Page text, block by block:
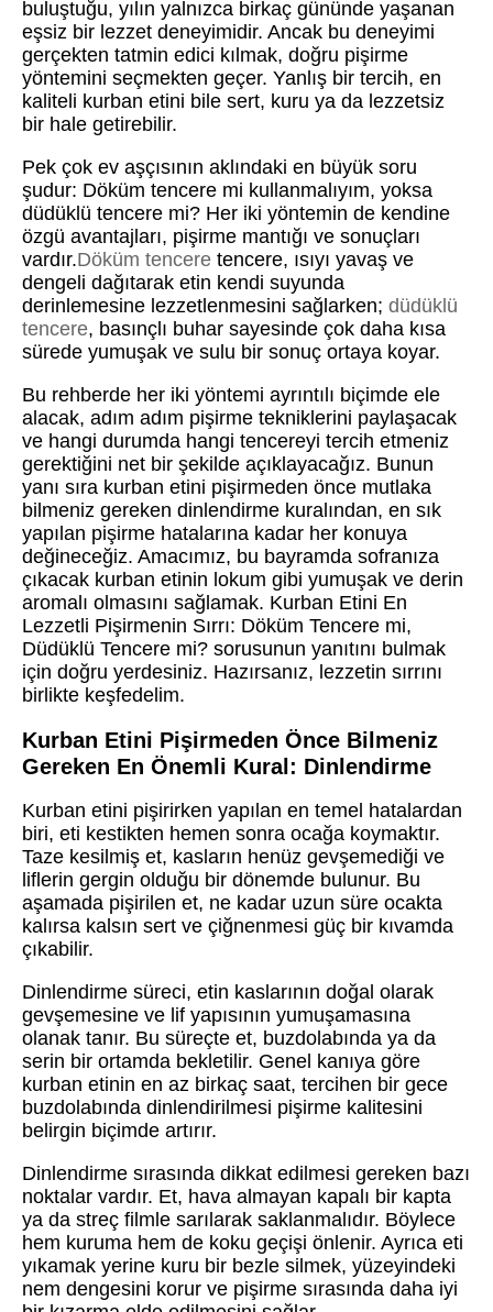
buluştuğu, yılın yalnızca birkaç gününde yaşanan
eşsiz bir lezzet deneyimidir. Ancak bu deneyimi
gerçekten tatmin edici kılmak, doğru pişirme
yöntemini seçmekten geçer. Yanlış bir tercih, en
kaliteli kurban etini bile sert, kuru ya da lezzetsiz
bir hale getirebilir.
Pek çok ev aşçısının aklındaki en büyük soru
şudur: Döküm tencere mi kullanmalıyım, yoksa
düdüklü tencere mi? Her iki yöntemin de kendine
özgü avantajları, pişirme mantığı ve sonuçları
vardır.Döküm tencere tencere, ısıyı yavaş ve
dengeli dağıtarak etin kendi suyunda
derinlemesine lezzetlenmesini sağlarken; düdüklü
tencere, basınçlı buhar sayesinde çok daha kısa
sürede yumuşak ve sulu bir sonuç ortaya koyar.
Bu rehberde her iki yöntemi ayrıntılı biçimde ele
alacak, adım adım pişirme tekniklerini paylaşacak
ve hangi durumda hangi tencereyi tercih etmeniz
gerektiğini net bir şekilde açıklayacağız. Bunun
yanı sıra kurban etini pişirmeden önce mutlaka
bilmeniz gereken dinlendirme kuralından, en sık
yapılan pişirme hatalarına kadar her konuya
değineceğiz. Amacımız, bu bayramda sofranıza
çıkacak kurban etinin lokum gibi yumuşak ve derin
aromalı olmasını sağlamak. Kurban Etini En
Lezzetli Pişirmenin Sırrı: Döküm Tencere mi,
Düdüklü Tencere mi? sorusunun yanıtını bulmak
için doğru yerdesiniz. Hazırsanız, lezzetin sırrını
birlikte keşfedelim.
Kurban Etini Pişirmeden Önce Bilmeniz
Gereken En Önemli Kural: Dinlendirme
Kurban etini pişirirken yapılan en temel hatalardan
biri, eti kestikten hemen sonra ocağa koymaktır.
Taze kesilmiş et, kasların henüz gevşemediği ve
liflerin gergin olduğu bir dönemde bulunur. Bu
aşamada pişirilen et, ne kadar uzun süre ocakta
kalırsa kalsın sert ve çiğnenmesi güç bir kıvamda
çıkabilir.
Dinlendirme süreci, etin kaslarının doğal olarak
gevşemesine ve lif yapısının yumuşamasına
olanak tanır. Bu süreçte et, buzdolabında ya da
serin bir ortamda bekletilir. Genel kanıya göre
kurban etinin en az birkaç saat, tercihen bir gece
buzdolabında dinlendirilmesi pişirme kalitesini
belirgin biçimde artırır.
Dinlendirme sırasında dikkat edilmesi gereken bazı
noktalar vardır. Et, hava almayan kapalı bir kapta
ya da streç filmle sarılarak saklanmalıdır. Böylece
hem kuruma hem de koku geçişi önlenir. Ayrıca eti
yıkamak yerine kuru bir bezle silmek, yüzeyindeki
nem dengesini korur ve pişirme sırasında daha iyi